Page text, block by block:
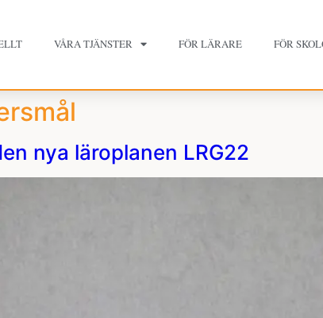
VÅRA TJÄNSTER FÖR LÄRARE FÖR
nya läroplanen LRG22